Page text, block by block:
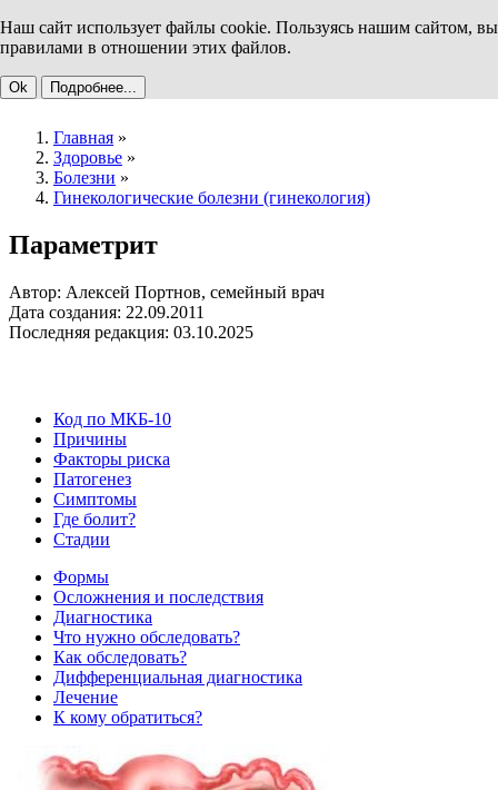
Наш сайт использует файлы cookie. Пользуясь нашим сайтом, вы
правилами в отношении этих файлов.
Ok Подробнее...
Главная »
Здоровье »
Болезни »
Гинекологические болезни (гинекология)
Параметрит
Автор: Алексей Портнов, семейный врач
Дата создания: 22.09.2011
Последняя редакция: 03.10.2025
Код по МКБ-10
Причины
Факторы риска
Патогенез
Симптомы
Где болит?
Стадии
Формы
Осложнения и последствия
Диагностика
Что нужно обследовать?
Как обследовать?
Дифференциальная диагностика
Лечение
К кому обратиться?